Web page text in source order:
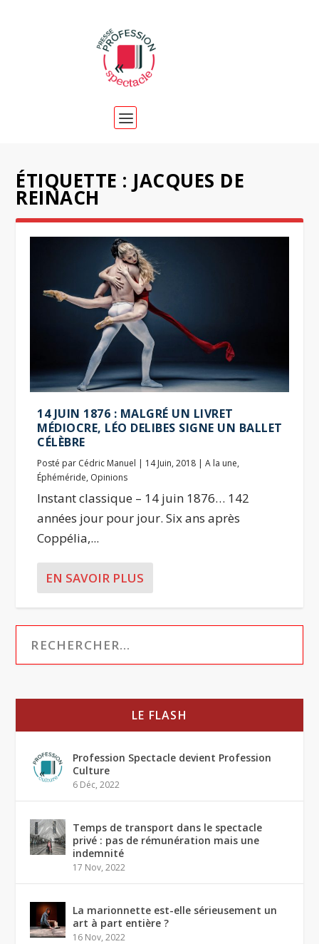
ÉTIQUETTE : JACQUES DE
REINACH
14 JUIN 1876 : MALGRÉ UN LIVRET
MÉDIOCRE, LÉO DELIBES SIGNE UN BALLET
CÉLÈBRE
Posté par Cédric Manuel | 14 Juin, 2018 |A la une,
Éphéméride, Opinions
Instant classique – 14 juin 1876… 142
années jour pour jour. Six ans après
Coppélia,...
EN SAVOIR PLUS
LE FLASH
Profession Spectacle devient Profession
Culture
6 Déc, 2022
Temps de transport dans le spectacle
privé : pas de rémunération mais une
indemnité
17 Nov, 2022
La marionnette est-elle sérieusement un
art à part entière ?
16 Nov, 2022